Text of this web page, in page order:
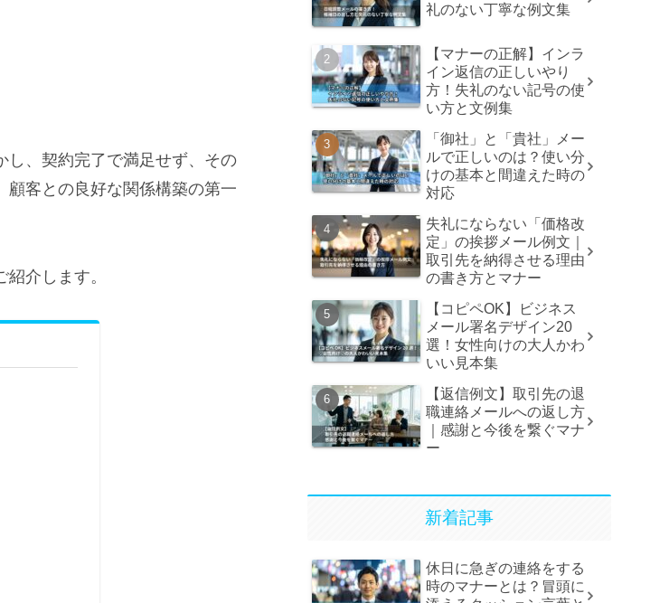
し、契約完了で満足せず、その
顧客との良好な関係構築の第一
介します。
礼のない丁寧な例文集
【マナーの正解】インラ
イン返信の正しいやり
方！失礼のない記号の使
い方と文例集
「御社」と「貴社」メー
ルで正しいのは？使い分
けの基本と間違えた時の
対応
失礼にならない「価格改
定」の挨拶メール例文｜
取引先を納得させる理由
の書き方とマナー
【コピペOK】ビジネス
メール署名デザイン20
選！女性向けの大人かわ
いい見本集
【返信例文】取引先の退
職連絡メールへの返し方
｜感謝と今後を繋ぐマナ
ー
新着記事
休日に急ぎの連絡をする
時のマナーとは？冒頭に